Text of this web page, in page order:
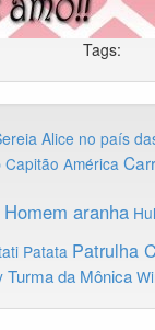
Tags:
Alice no país
Capitão América
Homem aranha
Patata Patrulha
Turma da Mônica